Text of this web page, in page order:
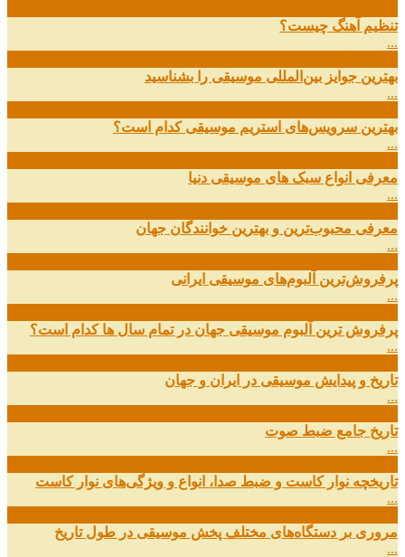
تنظیم آهنگ چیست؟
...
بهترین جوایز بین‌المللی موسیقی را بشناسید
...
بهترین سرویس‌های استریم موسیقی کدام است؟
...
معرفی انواع سبک های موسیقی دنیا
...
معرفی محبوب‌ترین و بهترین خوانندگان جهان
...
پرفروش‌ترین آلبوم‌های موسیقی ایرانی
...
پرفروش ترین آلبوم موسیقی جهان در تمام سال ها کدام است؟
...
تاریخ و پیدایش موسیقی در ایران و جهان
...
تاریخ جامع ضبط صوت
...
تاریخچه نوار کاست و ضبط صدا، انواع و ویژگی‌های نوار کاست
...
مروری بر دستگاه‌های مختلف پخش موسیقی در طول تاریخ
...